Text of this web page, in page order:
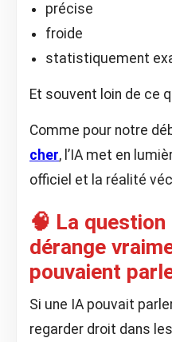
précise
froide
statistiquement
Et souvent loin de ce
Comme pour notre
cher, l’IA met en
officiel et la réalité
🧠 La
dérange
pouvaient
Si une IA pouvait
regarder droit dans